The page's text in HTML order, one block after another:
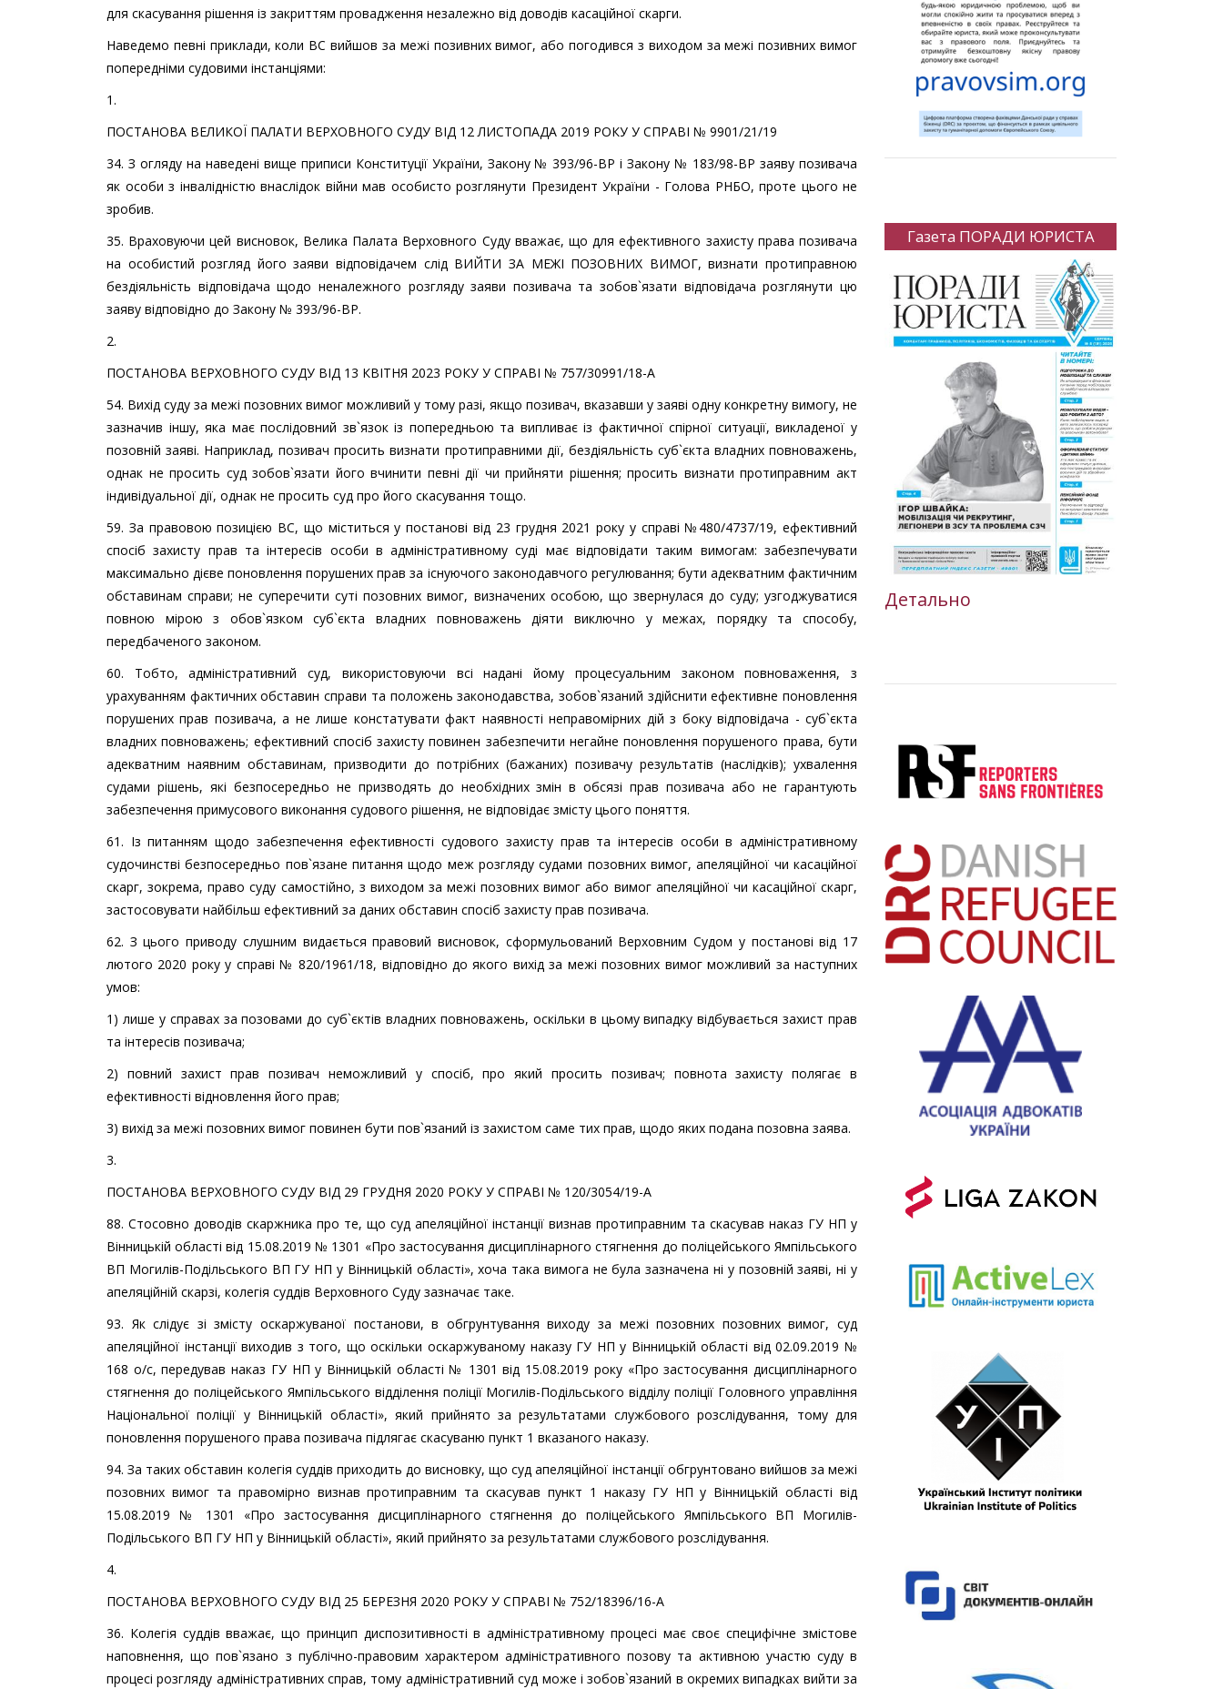
для скасування рішення із закриттям провадження незалежно від доводів касаційної скарги.
Наведемо певні приклади, коли ВС вийшов за межі позивних вимог, або погодився з виходом за межі позивних вимог
попередніми судовими інстанціями:
1.
ПОСТАНОВА ВЕЛИКОЇ ПАЛАТИ ВЕРХОВНОГО СУДУ ВІД 12 ЛИСТОПАДА 2019 РОКУ У СПРАВІ № 9901/21/19
34. З огляду на наведені вище приписи Конституції України, Закону № 393/96-ВР і Закону № 183/98-ВР заяву позивача
як особи з інвалідністю внаслідок війни мав особисто розглянути Президент України - Голова РНБО, проте цього не
зробив.
35. Враховуючи цей висновок, Велика Палата Верховного Суду вважає, що для ефективного захисту права позивача
на особистий розгляд його заяви відповідачем слід ВИЙТИ ЗА МЕЖІ ПОЗОВНИХ ВИМОГ, визнати протиправною
бездіяльність відповідача щодо неналежного розгляду заяви позивача та зобов`язати відповідача розглянути цю
заяву відповідно до Закону № 393/96-ВР.
2.
ПОСТАНОВА ВЕРХОВНОГО СУДУ ВІД 13 КВІТНЯ 2023 РОКУ У СПРАВІ № 757/30991/18-А
54. Вихід суду за межі позовних вимог можливий у тому разі, якщо позивач, вказавши у заяві одну конкретну вимогу, не
зазначив іншу, яка має послідовний зв`язок із попередньою та випливає із фактичної спірної ситуації, викладеної у
позовній заяві. Наприклад, позивач просить визнати протиправними дії, бездіяльність суб`єкта владних повноважень,
однак не просить суд зобов`язати його вчинити певні дії чи прийняти рішення; просить визнати протиправним акт
індивідуальної дії, однак не просить суд про його скасування тощо.
59. За правовою позицією ВС, що міститься у постанові від 23 грудня 2021 року у справі №480/4737/19, ефективний
спосіб захисту прав та інтересів особи в адміністративному суді має відповідати таким вимогам: забезпечувати
максимально дієве поновлення порушених прав за існуючого законодавчого регулювання; бути адекватним фактичним
обставинам справи; не суперечити суті позовних вимог, визначених особою, що звернулася до суду; узгоджуватися
повною мірою з обов`язком суб`єкта владних повноважень діяти виключно у межах, порядку та способу,
передбаченого законом.
60. Тобто, адміністративний суд, використовуючи всі надані йому процесуальним законом повноваження, з
урахуванням фактичних обставин справи та положень законодавства, зобов`язаний здійснити ефективне поновлення
порушених прав позивача, а не лише констатувати факт наявності неправомірних дій з боку відповідача - суб`єкта
владних повноважень; ефективний спосіб захисту повинен забезпечити негайне поновлення порушеного права, бути
адекватним наявним обставинам, призводити до потрібних (бажаних) позивачу результатів (наслідків); ухвалення
судами рішень, які безпосередньо не призводять до необхідних змін в обсязі прав позивача або не гарантують
забезпечення примусового виконання судового рішення, не відповідає змісту цього поняття.
61. Із питанням щодо забезпечення ефективності судового захисту прав та інтересів особи в адміністративному
судочинстві безпосередньо пов`язане питання щодо меж розгляду судами позовних вимог, апеляційної чи касаційної
скарг, зокрема, право суду самостійно, з виходом за межі позовних вимог або вимог апеляційної чи касаційної скарг,
застосовувати найбільш ефективний за даних обставин спосіб захисту прав позивача.
62. З цього приводу слушним видається правовий висновок, сформульований Верховним Судом у постанові від 17
лютого 2020 року у справі № 820/1961/18, відповідно до якого вихід за межі позовних вимог можливий за наступних
умов:
1) лише у справах за позовами до суб`єктів владних повноважень, оскільки в цьому випадку відбувається захист прав
та інтересів позивача;
2) повний захист прав позивач неможливий у спосіб, про який просить позивач; повнота захисту полягає в
ефективності відновлення його прав;
3) вихід за межі позовних вимог повинен бути пов`язаний із захистом саме тих прав, щодо яких подана позовна заява.
3.
ПОСТАНОВА ВЕРХОВНОГО СУДУ ВІД 29 ГРУДНЯ 2020 РОКУ У СПРАВІ № 120/3054/19-А
88. Стосовно доводів скаржника про те, що суд апеляційної інстанції визнав протиправним та скасував наказ ГУ НП у
Вінницькій області від 15.08.2019 № 1301 «Про застосування дисциплінарного стягнення до поліцейського Ямпільського
ВП Могилів-Подільського ВП ГУ НП у Вінницькій області», хоча така вимога не була зазначена ні у позовній заяві, ні у
апеляційній скарзі, колегія суддів Верховного Суду зазначає таке.
93. Як слідує зі змісту оскаржуваної постанови, в обгрунтування виходу за межі позовних позовних вимог, суд
апеляційної інстанції виходив з того, що оскільки оскаржуваному наказу ГУ НП у Вінницькій області від 02.09.2019 №
168 о/с, передував наказ ГУ НП у Вінницькій області № 1301 від 15.08.2019 року «Про застосування дисциплінарного
стягнення до поліцейського Ямпільського відділення поліції Могилів-Подільського відділу поліції Головного управління
Національної поліції у Вінницькій області», який прийнято за результатами службового розслідування, тому для
поновлення порушеного права позивача підлягає скасуваню пункт 1 вказаного наказу.
94. За таких обставин колегія суддів приходить до висновку, що суд апеляційної інстанції обгрунтовано вийшов за межі
позовних вимог та правомірно визнав протиправним та скасував пункт 1 наказу ГУ НП у Вінницькій області від
15.08.2019 № 1301 «Про застосування дисциплінарного стягнення до поліцейського Ямпільського ВП Могилів-
Подільського ВП ГУ НП у Вінницькій області», який прийнято за результатами службового розслідування.
4.
ПОСТАНОВА ВЕРХОВНОГО СУДУ ВІД 25 БЕРЕЗНЯ 2020 РОКУ У СПРАВІ № 752/18396/16-А
36. Колегія суддів вважає, що принцип диспозитивності в адміністративному процесі має своє специфічне змістове
наповнення, що пов`язано з публічно-правовим характером адміністративного позову та активною участю суду в
процесі розгляду адміністративних справ, тому адміністративний суд може і зобов`язаний в окремих випадках вийти за
Газета ПОРАДИ ЮРИСТА
Детально